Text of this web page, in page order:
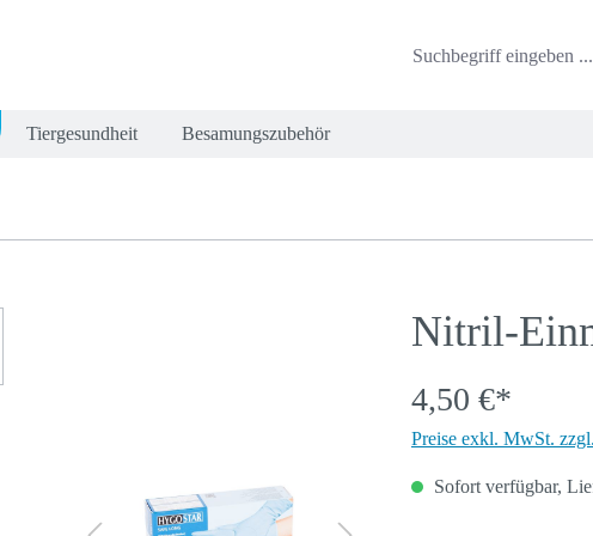
Tiergesundheit Besamungszubehör
Nitril-
4,50 €*
Preise exkl. MwSt.
Sofort verfügbar,